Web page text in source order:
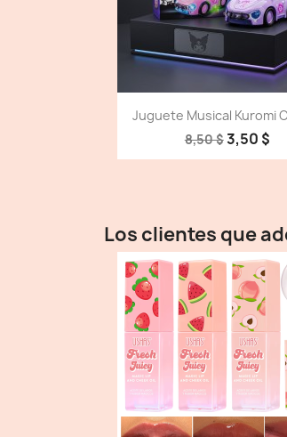
 Vista
Juguete Musical Kuromi
8,50 $3,50 $
Los clientes que